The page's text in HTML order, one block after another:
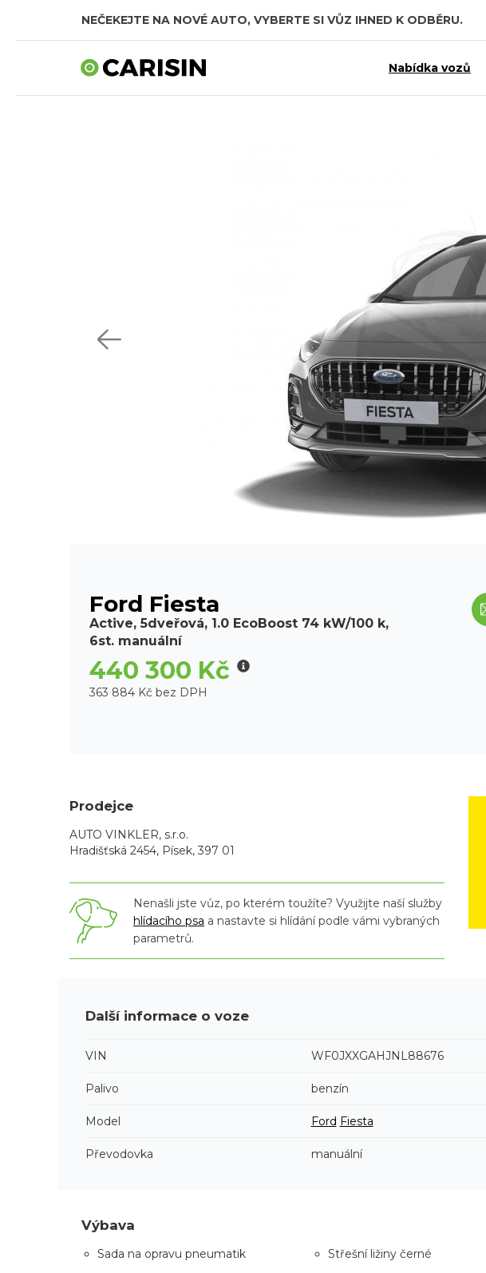
NEČEKEJTE NA NOVÉ AUTO, VYBERTE SI VŮZ IHNED K ODBĚRU.
Nabídka vozů
Ford Fiesta
Active, 5dveřová, 1.0 EcoBoost 74 kW/100 k,
6st. manuální
440 300 Kč
363 884 Kč bez DPH
Prodejce
AUTO VINKLER, s.r.o.
Hradišťská 2454, Písek, 397 01
Nenašli jste vůz, po kterém toužíte? Využijte naší služby
hlídacího psa a nastavte si hlídání podle vámi vybraných
parametrů.
Další informace o voze
VIN WF0JXXGAHJNL88676
Palivo benzín
Model Ford Fiesta
Převodovka manuální
Výbava
Sada na opravu pneumatik
Střešní ližiny černé